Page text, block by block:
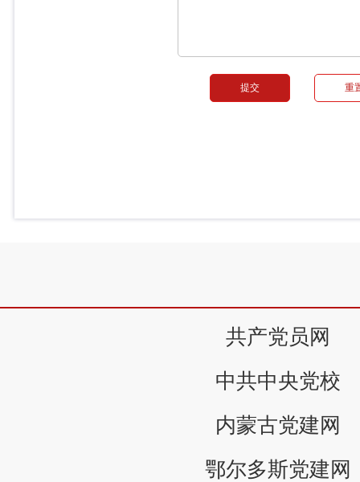
共产党员网
中共中央党校
内蒙古党建网
鄂尔多斯党建网